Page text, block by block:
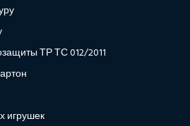
ТР ТС 012/2011
игрушек